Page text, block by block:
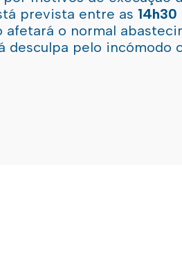
prevista entre as 14h30
afetará o normal
desculpa pelo incómodo